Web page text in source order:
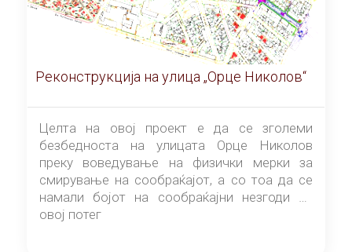
Реконструкција на улица „Орце Николов“
Целта на овој проект е да се зголеми
безбедноста на улицата Орце Николов
преку воведување на физички мерки за
смирување на сообраќајот, а со тоа да се
намали бојот на сообраќајни незгоди на
овој потег